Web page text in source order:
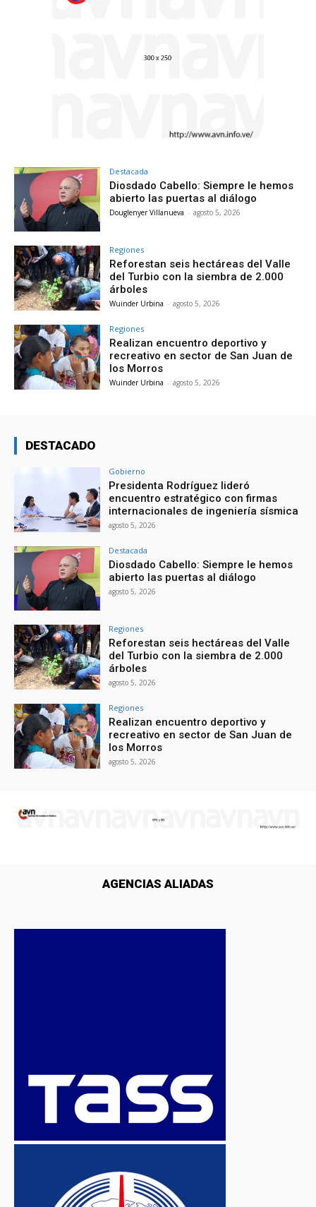
Destacada
Diosdado Cabello: Siempre le hemos
abierto las puertas al diálogo
Douglenyer Villanueva - agosto 5, 2026
Regiones
Reforestan seis hectáreas del Valle
del Turbio con la siembra de 2.000
árboles
Wuinder Urbina - agosto 5, 2026
Regiones
Realizan encuentro deportivo y
recreativo en sector de San Juan de
los Morros
Wuinder Urbina - agosto 5, 2026
DESTACADO
Gobierno
Presidenta Rodríguez lideró
encuentro estratégico con firmas
internacionales de ingeniería sísmica
agosto 5, 2026
Destacada
Diosdado Cabello: Siempre le hemos
abierto las puertas al diálogo
agosto 5, 2026
Regiones
Reforestan seis hectáreas del Valle
del Turbio con la siembra de 2.000
árboles
agosto 5, 2026
Regiones
Realizan encuentro deportivo y
recreativo en sector de San Juan de
los Morros
agosto 5, 2026
AGENCIAS ALIADAS